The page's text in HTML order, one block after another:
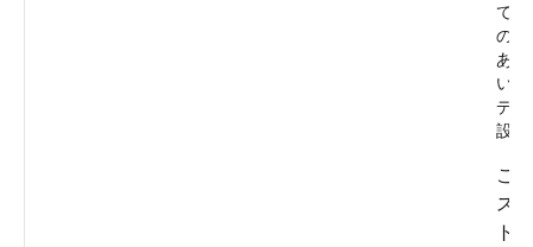
て
の
あ
い
デ
設
こ
ス
ト